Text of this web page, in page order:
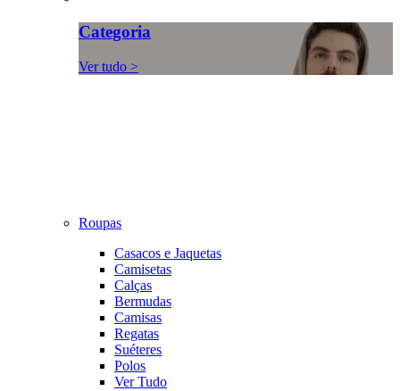
Categoria
Ver tudo >
Roupas
Casacos e Jaquetas
Camisetas
Calças
Bermudas
Camisas
Regatas
Suéteres
Polos
Ver Tudo